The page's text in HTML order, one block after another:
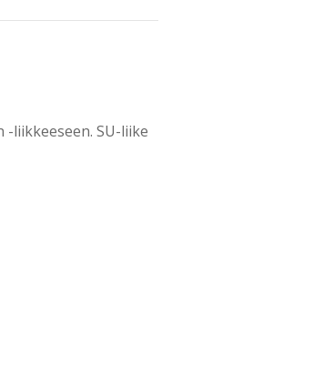
liikkeeseen. SU-liike